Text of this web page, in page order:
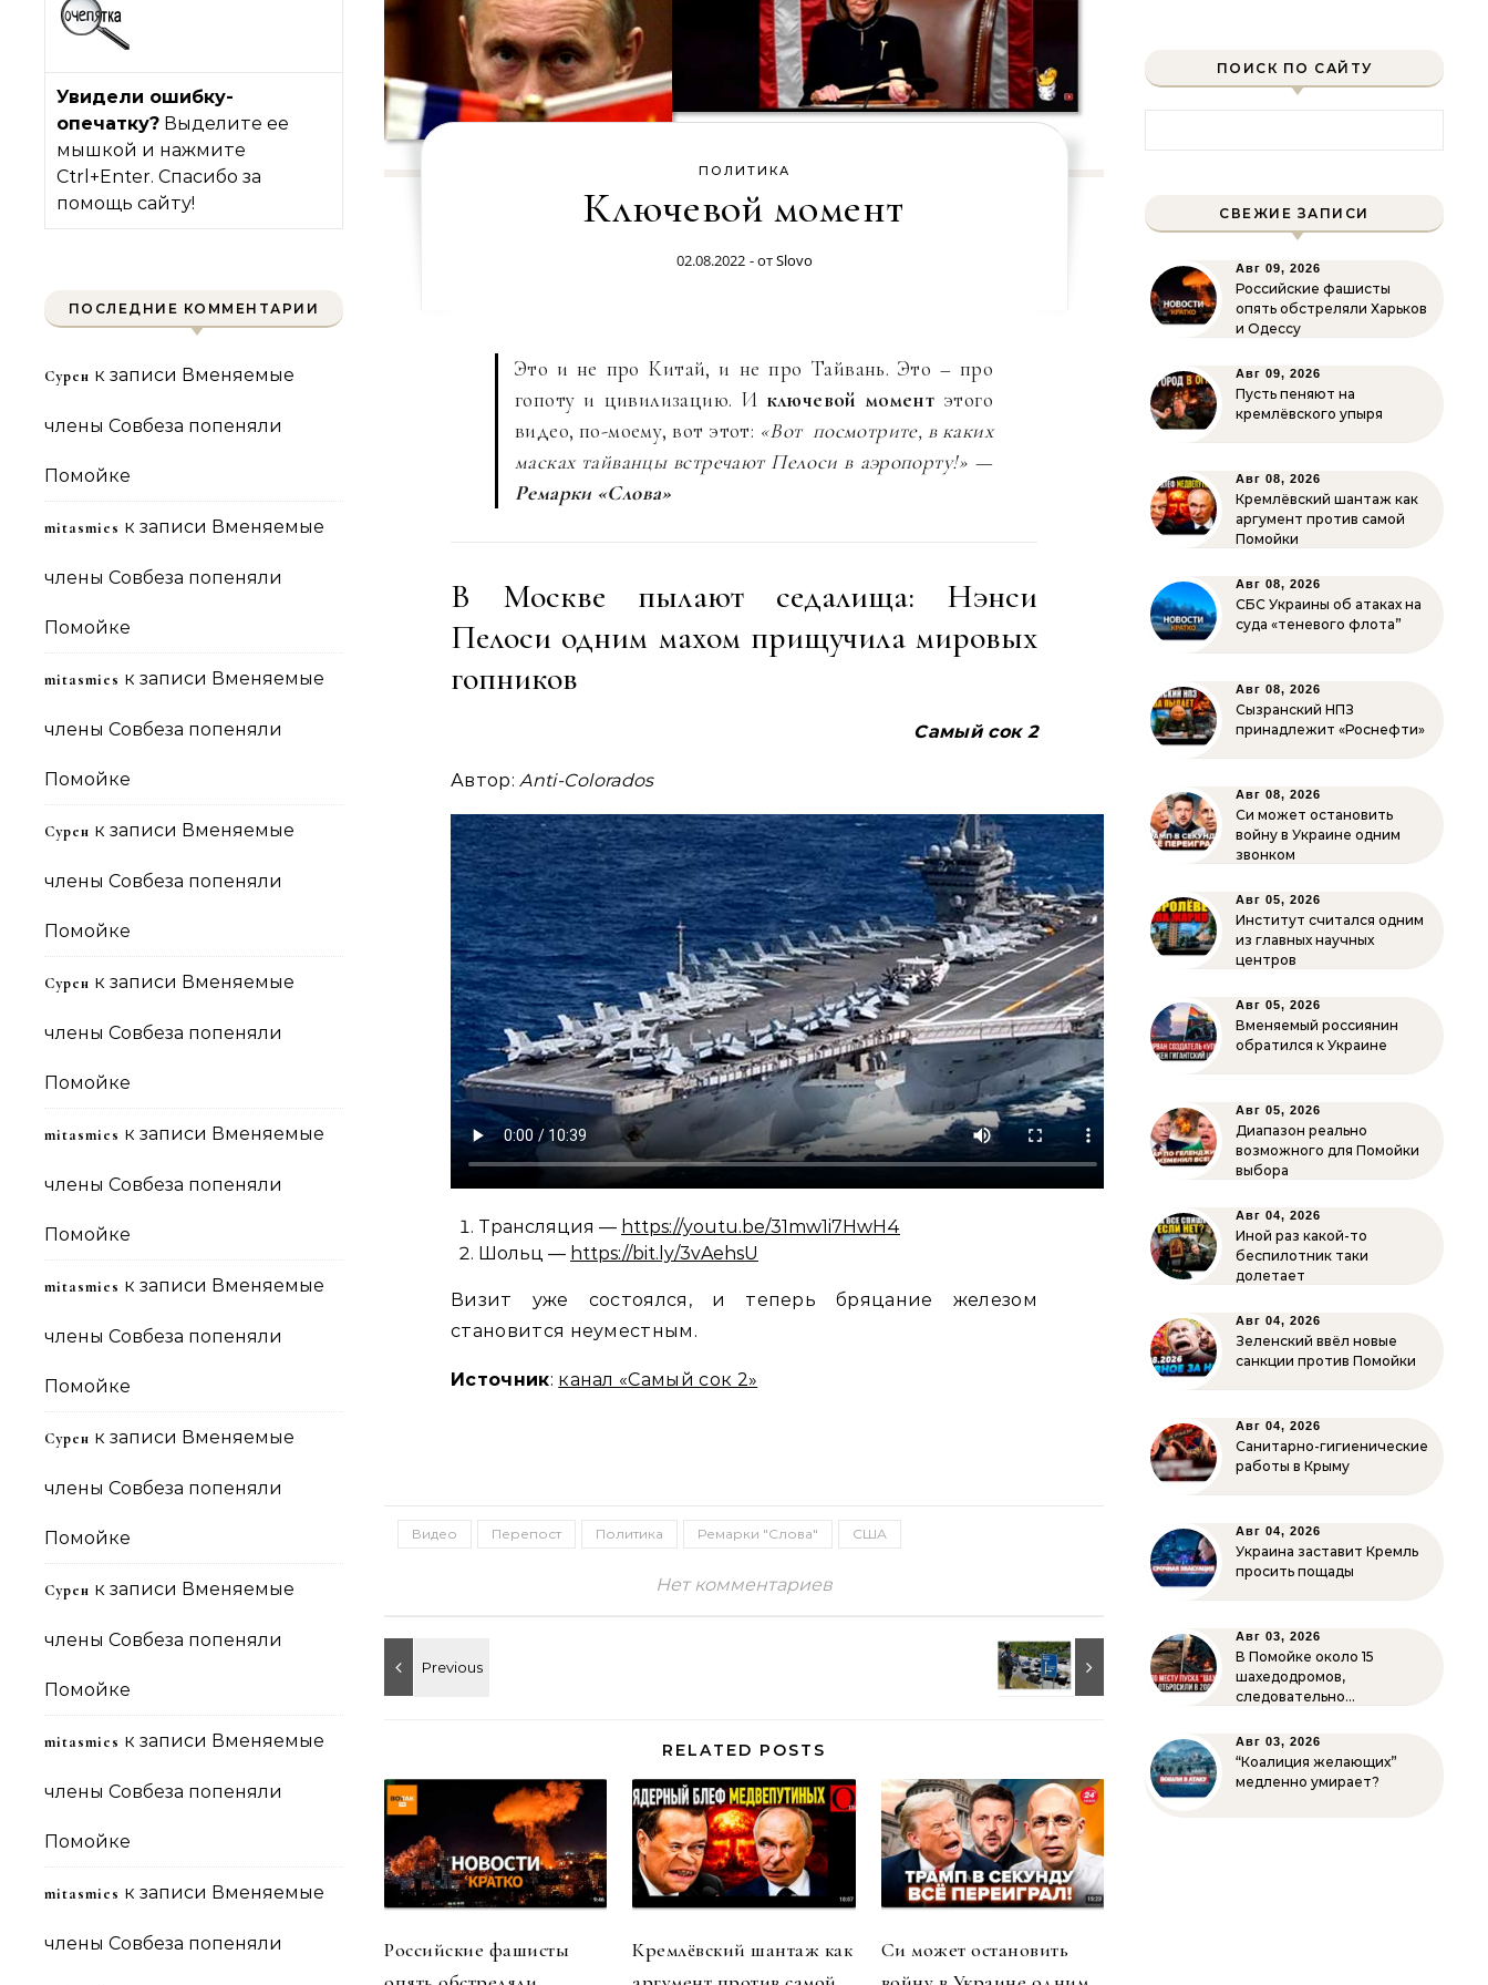
Увидели ошибку-
опечатку? Выделите ее
мышкой и нажмите
Ctrl+Enter. Спасибо за
помощь сайту!
ПОСЛЕДНИЕ КОММЕНТАРИИ
Сурен к записи Вменяемые
члены Совбеза попеняли
Помойке
mitasmies к записи Вменяемые
члены Совбеза попеняли
Помойке
mitasmies к записи Вменяемые
члены Совбеза попеняли
Помойке
Сурен к записи Вменяемые
члены Совбеза попеняли
Помойке
Сурен к записи Вменяемые
члены Совбеза попеняли
Помойке
mitasmies к записи Вменяемые
члены Совбеза попеняли
Помойке
mitasmies к записи Вменяемые
члены Совбеза попеняли
Помойке
Сурен к записи Вменяемые
члены Совбеза попеняли
Помойке
Сурен к записи Вменяемые
члены Совбеза попеняли
Помойке
mitasmies к записи Вменяемые
члены Совбеза попеняли
Помойке
mitasmies к записи Вменяемые
члены Совбеза попеняли
ПОЛИТИКА
Ключевой момент
02.08.2022 - отSlovo
Это и не про Китай, и не про Тайвань. Это – про
гопоту и цивилизацию. И ключевой момент этого
видео, по-моему, вот этот: «Вот посмотрите, в каких
масках тайванцы встречают Пелоси в аэропорту!» —
Ремарки «Слова»
В Москве пылают седалища: Нэнси
Пелоси одним махом прищучила мировых
гопников
Самый сок 2
Автор:Anti-Colorados
Трансляция — https://youtu.be/31mw1i7HwH4
Шольц — https://bit.ly/3vAehsU
Визит уже состоялся, и теперь бряцание железом
становится неуместным.
Источник: канал «Самый сок 2»
Видео Перепост Политика Ремарки "Слова" США
Нет комментариев
RELATED POSTS
Российские фашисты
Кремлёвский шантаж как
Си может остановить
ПОИСК ПО САЙТУ
СВЕЖИЕ ЗАПИСИ
Авг 09, 2026
Российские фашисты
опять обстреляли Харьков
и Одессу
Авг 09, 2026
Пусть пеняют на
кремлёвского упыря
Авг 08, 2026
Кремлёвский шантаж как
аргумент против самой
Помойки
Авг 08, 2026
СБС Украины об атаках на
суда «теневого флота”
Авг 08, 2026
Сызранский НПЗ
принадлежит «Роснефти»
Авг 08, 2026
Си может остановить
войну в Украине одним
звонком
Авг 05, 2026
Институт считался одним
из главных научных
центров
Авг 05, 2026
Вменяемый россиянин
обратился к Украине
Авг 05, 2026
Диапазон реально
возможного для Помойки
выбора
Авг 04, 2026
Иной раз какой-то
беспилотник таки
долетает
Авг 04, 2026
Зеленский ввёл новые
санкции против Помойки
Авг 04, 2026
Санитарно-гигиенические
работы в Крыму
Авг 04, 2026
Украина заставит Кремль
просить пощады
Авг 03, 2026
В Помойке около 15
шахедодромов,
следовательно…
Авг 03, 2026
“Коалиция желающих”
медленно умирает?